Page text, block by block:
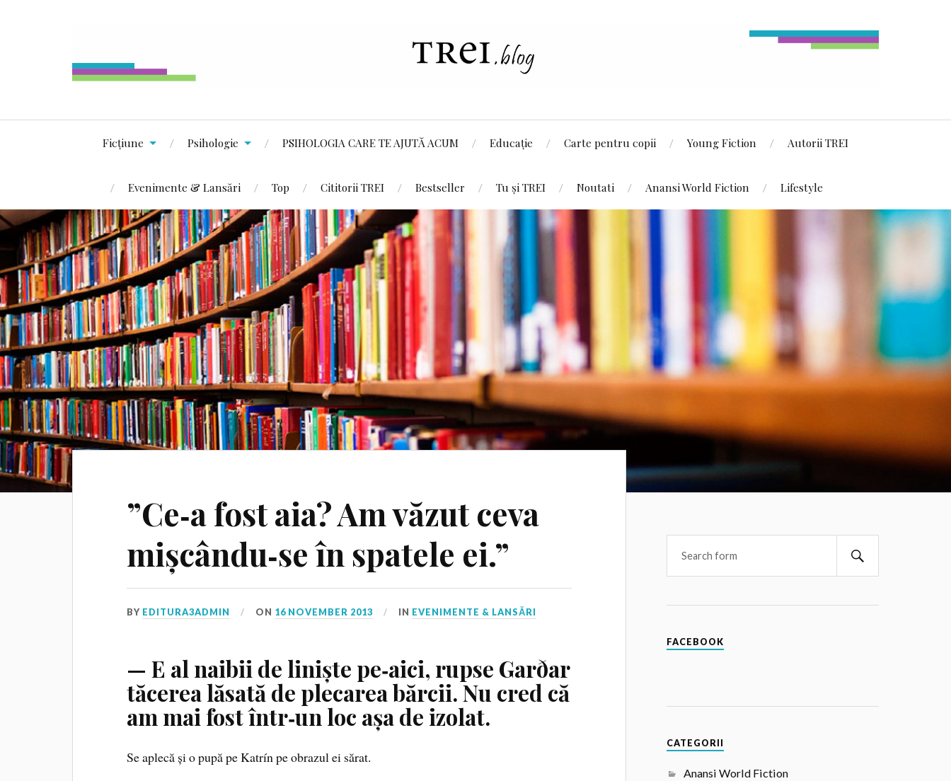
Ficțiune Psihologie PSIHOLOGIA CARE TE AJUTĂ ACUM Educație Carte pentru copii Young Fiction Autorii TREI
Evenimente & Lansări Top Cititorii TREI Bestseller Tu și TREI Noutati Anansi World Fiction Lifestyle
”Ce‑a fost aia? Am văzut ceva
mișcându‑se în spatele ei.”
BY EDITURA3ADMIN ON 16 NOVEMBER 2013 IN EVENIMENTE & LANSĂRI
— E al naibii de liniște pe‑aici, rupse Garðar
tăcerea lăsată de plecarea bărcii. Nu cred că
am mai fost într‑un loc așa de izolat.
Se aplecă și o pupă pe Katrín pe obrazul ei sărat.
FACEBOOK
CATEGORII
Anansi World Fiction